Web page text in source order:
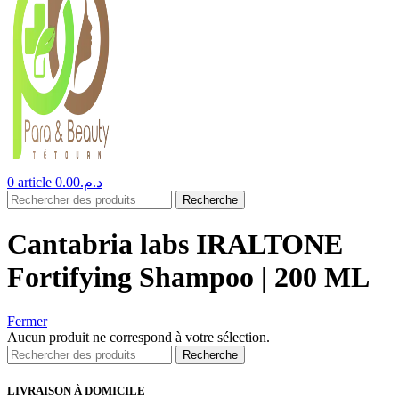
0 article د.م.0.00
Recherche
Cantabria labs IRALTONE
Fortifying Shampoo | 200 ML
Fermer
Aucun produit ne correspond à votre sélection.
Recherche
LIVRAISON À DOMICILE